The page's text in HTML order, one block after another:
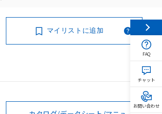
マイリストに追加
FAQ
チャット
お問い合わせ